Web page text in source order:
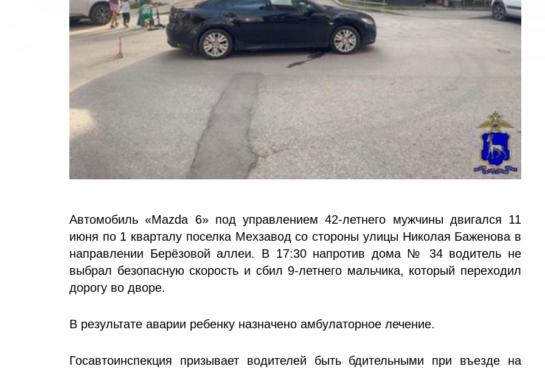
Автомобиль «Mazda 6» под управлением 42-летнего мужчины двигался 11
июня по 1 кварталу поселка Мехзавод со стороны улицы Николая Баженова в
направлении Берёзовой аллеи. В 17:30 напротив дома № 34 водитель не
выбрал безопасную скорость и сбил 9-летнего мальчика, который переходил
дорогу во дворе.
В результате аварии ребенку назначено амбулаторное лечение.
Госавтоинспекция призывает водителей быть бдительными при въезде на